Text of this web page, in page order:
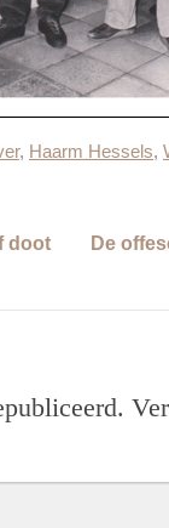
, Haarm Hessels,
doot
De